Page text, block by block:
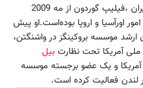
به گزارش خبرگزاری دانشجویان ایران ،فیلیپ گوردون از مه 2009
اورآسیا و اروپا بوده‌است.او پیش
ارشد موسسه بروکینگز در واشنگتن،
ملی آمریکا تحت نظارت بیل
و یک عضو برجسته موسسه
لندن فعالیت کرده است.